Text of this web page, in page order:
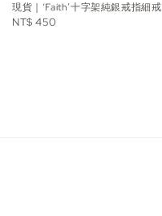
現貨｜‘Faith’十字架純銀戒指細戒
Regular
NT$ 450